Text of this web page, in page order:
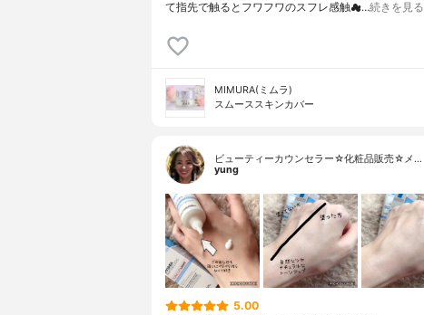
て指先で触るとフワフワのスフレ感触☁…続きを見る
MIMURA(ミムラ)
スムーススキンカバー
ビューティーカウンセラー☆化粧品販売☆メ…
yung
5.00